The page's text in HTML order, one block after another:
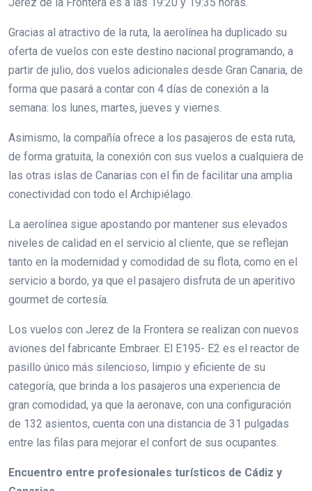
Gracias al atractivo de la ruta, la aerolínea ha duplicado su
oferta de vuelos con este destino nacional programando, a
partir de julio, dos vuelos adicionales desde Gran Canaria, de
forma que pasará a contar con 4 días de conexión a la
semana: los lunes, martes, jueves y viernes.
Asimismo, la compañía ofrece a los pasajeros de esta ruta,
de forma gratuita, la conexión con sus vuelos a cualquiera de
las otras islas de Canarias con el fin de facilitar una amplia
conectividad con todo el Archipiélago.
La aerolínea sigue apostando por mantener sus elevados
niveles de calidad en el servicio al cliente, que se reflejan
tanto en la modernidad y comodidad de su flota, como en el
servicio a bordo, ya que el pasajero disfruta de un aperitivo
gourmet de cortesía.
Los vuelos con Jerez de la Frontera se realizan con nuevos
aviones del fabricante Embraer. El E195- E2 es el reactor de
pasillo único más silencioso, limpio y eficiente de su
categoría, que brinda a los pasajeros una experiencia de
gran comodidad, ya que la aeronave, con una configuración
de 132 asientos, cuenta con una distancia de 31 pulgadas
entre las filas para mejorar el confort de sus ocupantes.
Encuentro entre profesionales turísticos de Cádiz y